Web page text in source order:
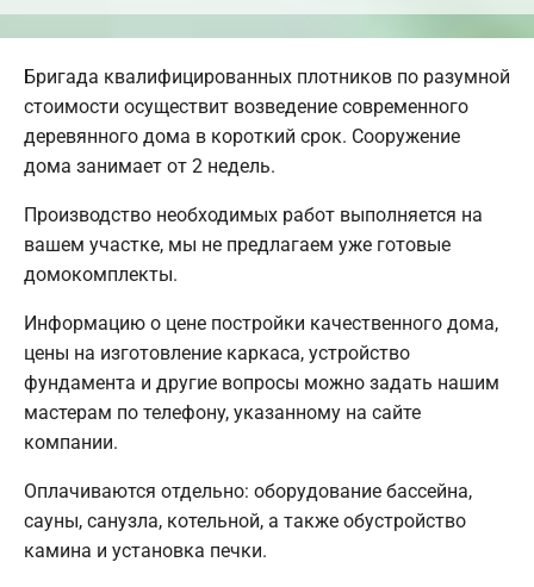
Бригада квалифицированных плотников по разумной
стоимости осуществит возведение современного
деревянного дома в короткий срок. Сооружение
дома занимает от 2 недель.
Производство необходимых работ выполняется на
вашем участке, мы не предлагаем уже готовые
домокомплекты.
Информацию о цене постройки качественного дома,
цены на изготовление каркаса, устройство
фундамента и другие вопросы можно задать нашим
мастерам по телефону, указанному на сайте
компании.
Оплачиваются отдельно: оборудование бассейна,
сауны, санузла, котельной, а также обустройство
камина и установка печки.